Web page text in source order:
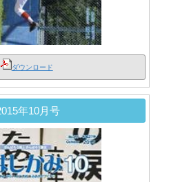
ダウンロード
年10月号